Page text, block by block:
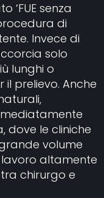
senza
di
Invece di
solo
lunghi o
prelievo. Anche
dove le cliniche
volume
lavoro altamente
chirurgo e